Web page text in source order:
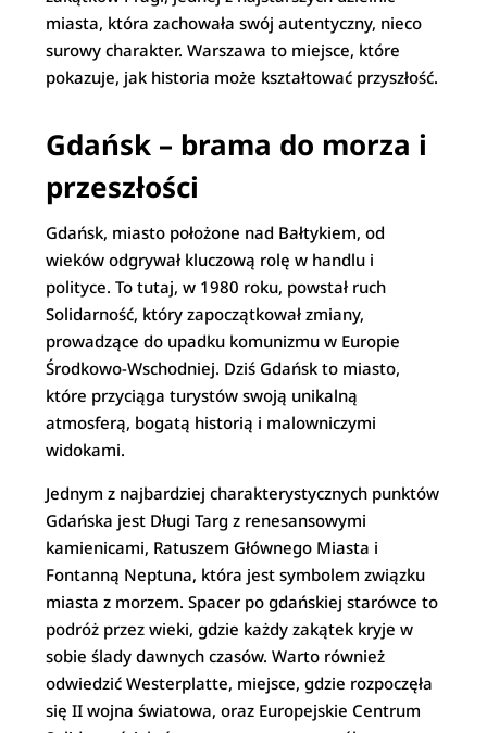
miasta, która zachowała swój autentyczny, nieco
surowy charakter. Warszawa to miejsce, które
pokazuje, jak historia może kształtować przyszłość.
Gdańsk – brama do morza i
przeszłości
Gdańsk, miasto położone nad Bałtykiem, od
wieków odgrywał kluczową rolę w handlu i
polityce. To tutaj, w 1980 roku, powstał ruch
Solidarność, który zapoczątkował zmiany,
prowadzące do upadku komunizmu w Europie
Środkowo-Wschodniej. Dziś Gdańsk to miasto,
które przyciąga turystów swoją unikalną
atmosferą, bogatą historią i malowniczymi
widokami.
Jednym z najbardziej charakterystycznych punktów
Gdańska jest Długi Targ z renesansowymi
kamienicami, Ratuszem Głównego Miasta i
Fontanną Neptuna, która jest symbolem związku
miasta z morzem. Spacer po gdańskiej starówce to
podróż przez wieki, gdzie każdy zakątek kryje w
sobie ślady dawnych czasów. Warto również
odwiedzić Westerplatte, miejsce, gdzie rozpoczęła
się II wojna światowa, oraz Europejskie Centrum